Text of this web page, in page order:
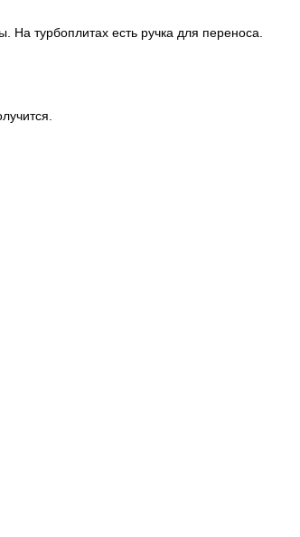
На турбоплитах есть ручка для переноса.